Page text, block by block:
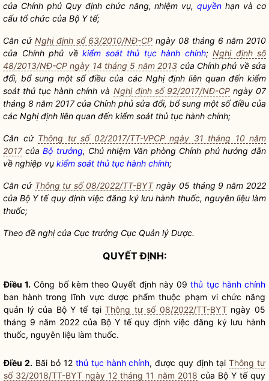
của Chính phủ Quy định chức năng, nhiệm vụ,quyền hạn và cơ
cấu tổ chức của Bộ Y tế;
Căn cứ Nghị định số 63/2010/NĐ-CP ngày 08 tháng 6 năm 2010
của Chính phủ về kiểm soát thủ tục hành chính; Nghị định số
48/2013/NĐ-CP ngày 14 tháng 5 năm 2013 của Chính phủ về sửa
đổi, bổ sung một số điều của các Nghị định liên quan đến kiểm
soát thủ tục hành chính và Nghị định số 92/2017/NĐ-CPngày 07
tháng 8 năm 2017 của Chính phủ sửa đổi, bổ sung một số điều của
các Nghị định liên quan đến kiểm soát thủ tục hành chính;
Căn cứ Thông tư số 02/2017/TT-VPCP ngày 31 tháng 10 năm
2017củaBộ trưởng, Chủ nhiệm Văn phòng Chính phủ hướng dẫn
về nghiệp vụ kiểm soát thủ tục hành chính;
Căn cứ Thông tư số 08/2022/TT-BYTngày 05 tháng 9 năm 2022
của Bộ Y tế quy định việc đăng ký lưu hành thuốc, nguyên liệu làm
thuốc;
Theo đề nghị của Cục trưởng Cục Quản lý Dược.
QUYẾT ĐỊNH:
Điều 1. Công bố kèm theo Quyết định này 09thủ tục hành chính
ban hành trong lĩnh vực dược phẩm thuộc phạm vi chức năng
quản lý của Bộ Y tế tạiThông tư số 08/2022/TT-BYTngày 05
tháng 9 năm 2022 của Bộ Y tế quy định việc đăng ký lưu hành
thuốc, nguyên liệu làm thuốc.
Điều 2. Bãi bỏ 12 thủ tục hành chính, được quy định tạiThông tư
số 32/2018/TT-BYT ngày 12 tháng 11 năm 2018 của Bộ Y tế quy